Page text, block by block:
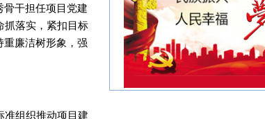
骨干担任项目党建
抓落实，紧扣目标
重廉洁树形象，强
准组织推动项目建